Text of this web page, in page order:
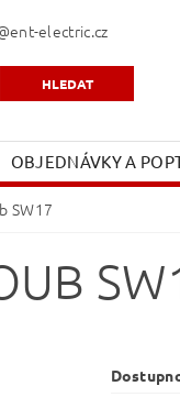
electric.cz
OBJEDNÁVKY A
SW17